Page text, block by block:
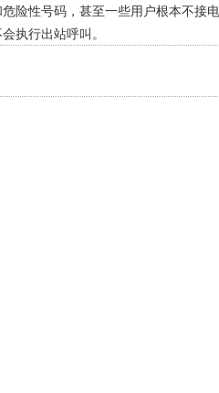
险性号码，甚至一些用户根本不
执行出站呼叫。